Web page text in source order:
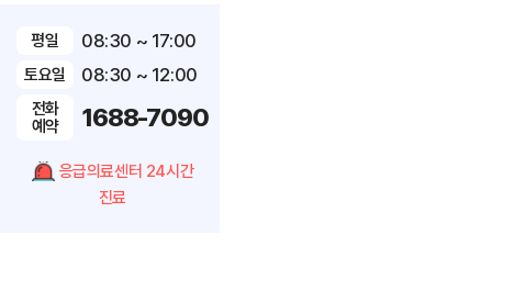
평일 08:30 ~ 17:00
토요일 08:30 ~ 12:00
전화
예약
1688-7090
응급의료센터 24시간
진료